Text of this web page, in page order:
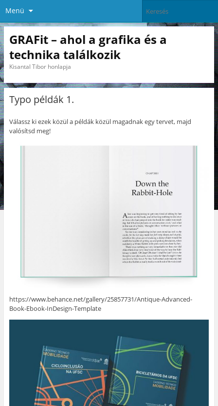
Menü
GRAFit – ahol a grafika és a
technika találkozik
Kisantal Tibor honlapja
Typo példák 1.
Válassz ki ezek közül a példák közül magadnak egy tervet, majd
valósítsd meg!
https://www.behance.net/gallery/25857731/Antique-Advanced-
Book-Ebook-InDesign-Template